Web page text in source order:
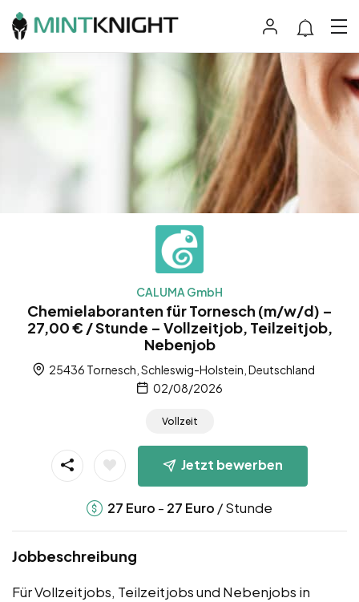
CALUMA GmbH
Chemielaboranten für Tornesch (m/w/d) –
27,00 € / Stunde – Vollzeitjob, Teilzeitjob,
Nebenjob
25436 Tornesch, Schleswig-Holstein, Deutschland
02/08/2026
Vollzeit
Jetzt bewerben
27 Euro - 27 Euro / Stunde
Jobbeschreibung
Für Vollzeitjobs, Teilzeitjobs und Nebenjobs in